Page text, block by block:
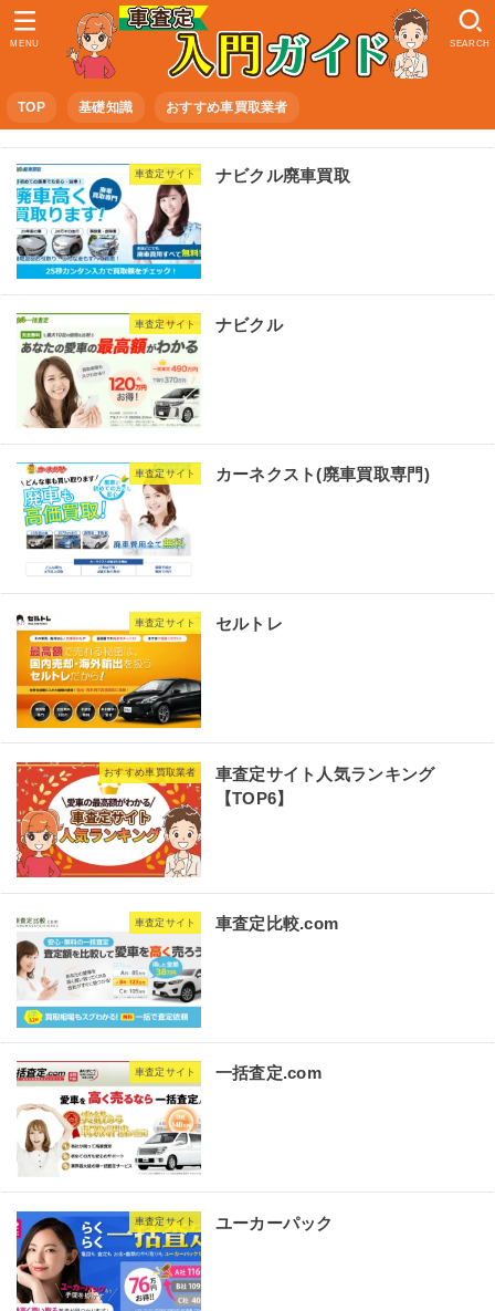
TOP 基礎知識 おすすめ車買取業者
SEARCH
MENU
車査定サイト ナビクル廃車買取
車査定サイト ナビクル
車査定サイト カーネクスト(廃車買取専門)
車査定サイト セルトレ
おすすめ車買取業者
車査定サイト人気ランキング
【TOP6】
車査定サイト 車査定比較.com
車査定サイト 一括査定.com
車査定サイト ユーカーパック